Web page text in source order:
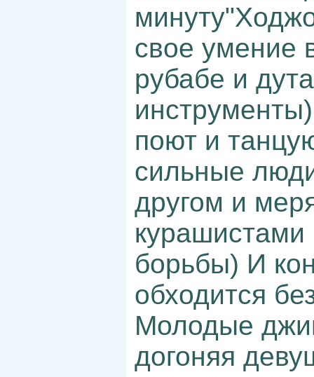
свое умение
рубабе и
поют и
сильные
другом и
курашистами
борьбы) И
обходится
Молодые
догоняя